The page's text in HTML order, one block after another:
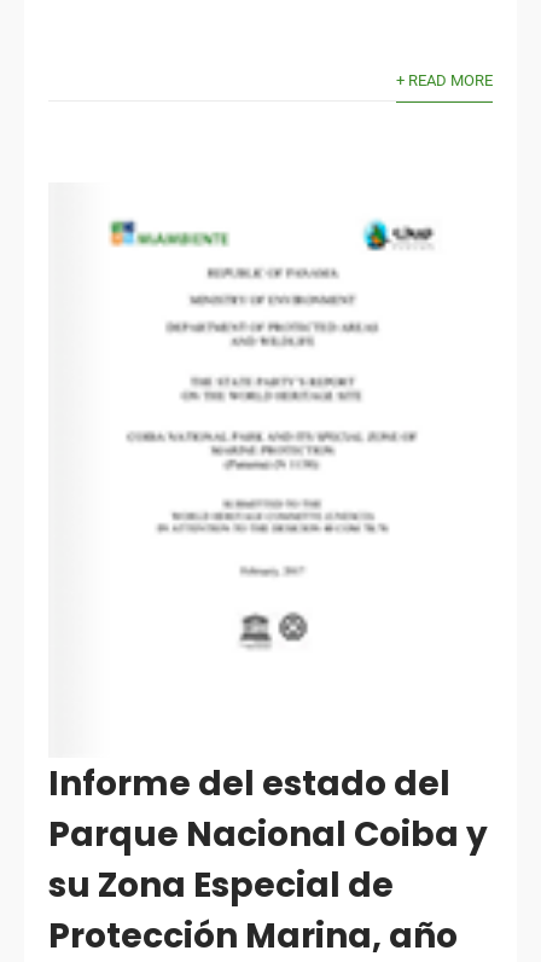
+ READ MORE
Informe del estado del
Parque Nacional Coiba y
su Zona Especial de
Protección Marina, año